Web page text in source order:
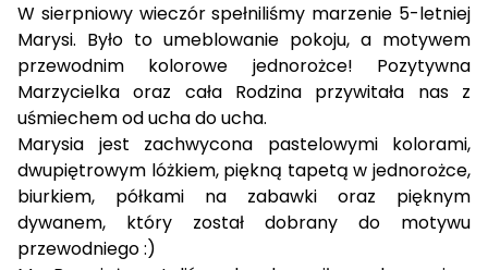
W sierpniowy wieczór spełniliśmy marzenie 5-letniej
Marysi. Było to umeblowanie pokoju, a motywem
przewodnim kolorowe jednorożce! Pozytywna
Marzycielka oraz cała Rodzina przywitała nas z
uśmiechem od ucha do ucha.
Marysia jest zachwycona pastelowymi kolorami,
dwupiętrowym lóżkiem, piękną tapetą w jednorożce,
biurkiem, półkami na zabawki oraz pięknym
dywanem, który został dobrany do motywu
przewodniego :)